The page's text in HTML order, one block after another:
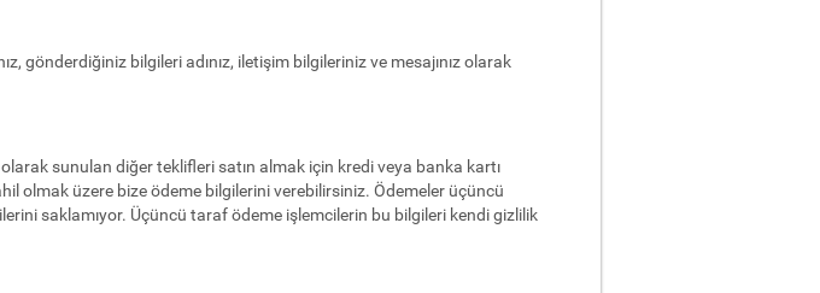
gönderdiğiniz bilgileri adınız, iletişim bilgileriniz ve mesajınız olarak
sunulan diğer teklifleri satın almak için kredi veya banka kartı
olmak üzere bize ödeme bilgilerini verebilirsiniz. Ödemeler üçüncü
saklamıyor. Üçüncü taraf ödeme işlemcilerin bu bilgileri kendi gizlilik